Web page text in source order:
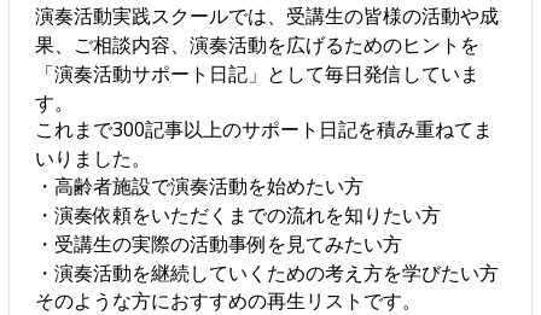
演奏活動実践スクールでは、受講生の皆様の活動や成
果、ご相談内容、演奏活動を広げるためのヒントを
「演奏活動サポート日記」として毎日発信していま
す。
これまで300記事以上のサポート日記を積み重ねてま
いりました。
・高齢者施設で演奏活動を始めたい方
・演奏依頼をいただくまでの流れを知りたい方
・受講生の実際の活動事例を見てみたい方
・演奏活動を継続していくための考え方を学びたい方
そのような方におすすめの再生リストです。